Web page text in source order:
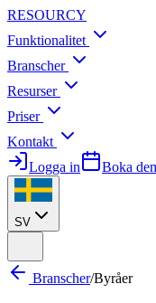
RESOURCY
Funktionalitet
Branscher
Resurser
Priser
Kontakt
Logga in
Boka
SV
Branscher/Byråer